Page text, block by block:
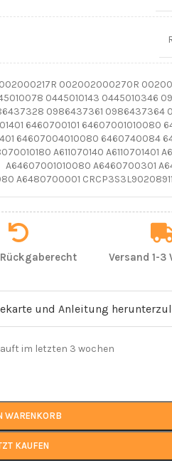
002002000270R
0445010143 0445010346
0986437361 0986437364
6460700101 64607001010080
64607004010080 6460740084
A611070140 A6110701401
A64607001010080 A6460700301
A6480700001
Rückgaberecht Versand 1-3
und Anleitung
im letzten 3 wochen
WARENKORB
KAUFEN